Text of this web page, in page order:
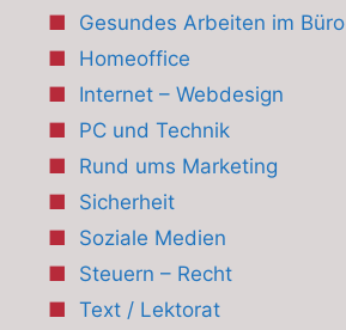
Gesundes Arbeiten im Büro
Homeoffice
Internet – Webdesign
PC und Technik
Rund ums Marketing
Sicherheit
Soziale Medien
Steuern – Recht
Text / Lektorat